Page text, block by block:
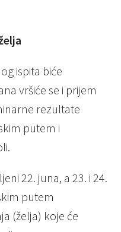
ispita biće
vršiće se i prijem
rezultate
putem i
22. juna, a 23. i 24.
putem
(želja) koje će